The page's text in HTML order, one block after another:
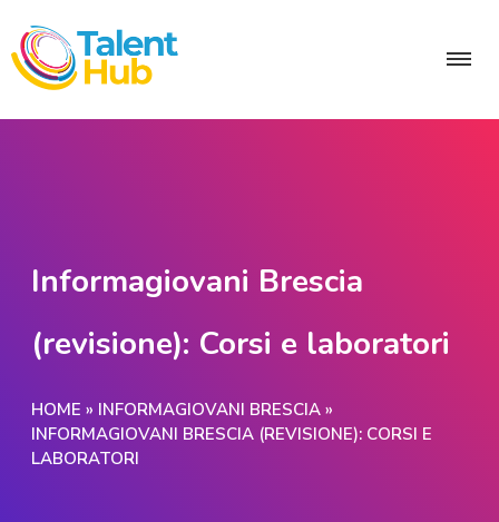
Informagiovani Brescia
(revisione): Corsi e laboratori
HOME » INFORMAGIOVANI BRESCIA»
INFORMAGIOVANI BRESCIA (REVISIONE): CORSI E
LABORATORI